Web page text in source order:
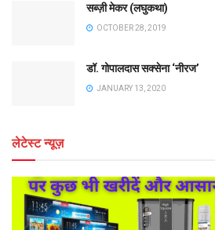
सब्ज़ी मेकर (लघुकथा)
OCTOBER 28, 2019
डॉ. गोपालदास सक्सेना ‘नीरज’
JANUARY 13, 2020
लेटेस्ट न्यूज़